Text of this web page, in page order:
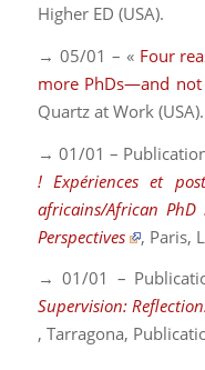
Higher ED (USA).
→ 05/01 – « Four
more PhDs—and
Quartz at Work (USA).
→ 01/01 –
! Expériences et
africains/African PhD
Perspectives
, Paris,
→ 01/01 –
Supervision:
, Tarragona,